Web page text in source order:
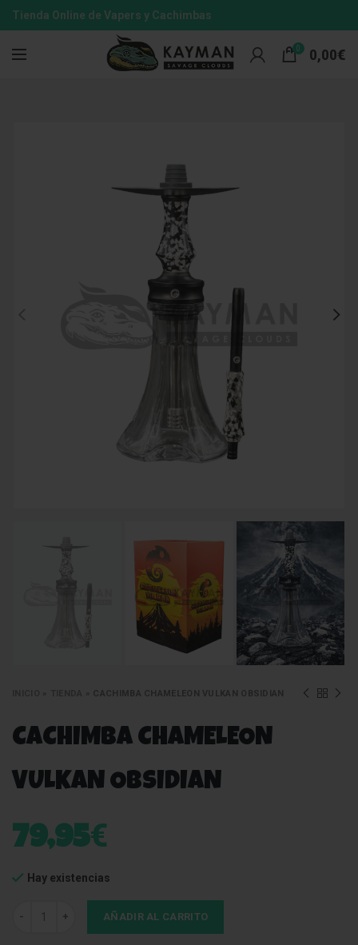
Tienda Online de Vapers y Cachimbas
0 0,00€
CACHIMBA CHAMELEON VULKAN OBSIDIAN
CACHIMBA CHAMELEON
VULKAN OBSIDIAN
79,95€
Hay existencias
Cachimba Chameleon Vulkan Obsidian cantidad
AÑADIR AL CARRITO